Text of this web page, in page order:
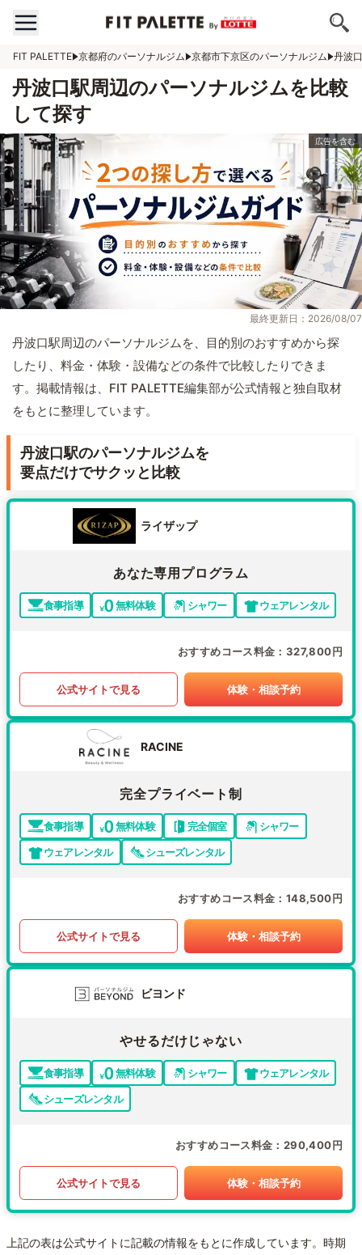
FIT PALETTE 京都府のパーソナルジム 京都市下京区のパーソナルジム 丹波
丹波口駅周辺のパーソナルジムを比較
して探す
最終更新日：2026/08/07
丹波口駅周辺のパーソナルジムを、目的別のおすすめから探
したり、料金・体験・設備などの条件で比較したりできま
す。掲載情報は、FIT PALETTE編集部が公式情報と独自取材
をもとに整理しています。
丹波口駅のパーソナルジムを
要点だけでサクッと比較
ライザップ
あなた専用プログラム
食事指導 無料体験 シャワー ウェアレンタル
おすすめコース料金 327,800円
公式サイトで見る 体験・相談予約
RACINE
完全プライベート制
食事指導 無料体験 完全個室
シャワー
ウェアレンタル
シューズレンタル
おすすめコース料金 148,500円
公式サイトで見る 体験・相談予約
ビヨンド
やせるだけじゃない
食事指導 無料体験 シャワー
ウェアレンタル
シューズレンタル
おすすめコース料金 290,400円
公式サイトで見る 体験・相談予約
上記の表は公式サイトに記載の情報をもとに作成しています。時期